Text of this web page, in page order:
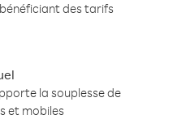
des tarifs
la souplesse de
et mobiles